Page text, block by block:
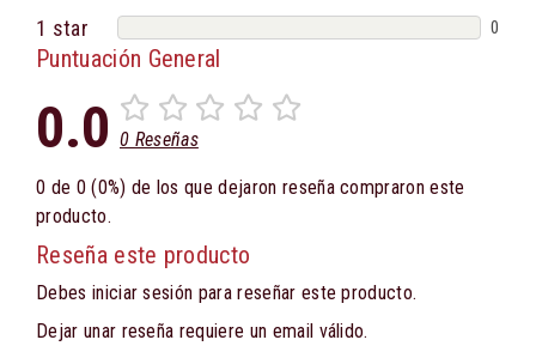
1 star 0
Puntuación General
0.0 0 Reseñas
0 de 0 (0%) de los que dejaron reseña compraron este
producto.
Reseña este producto
Debes iniciar sesión para reseñar este producto.
Dejar unar reseña requiere un email válido.